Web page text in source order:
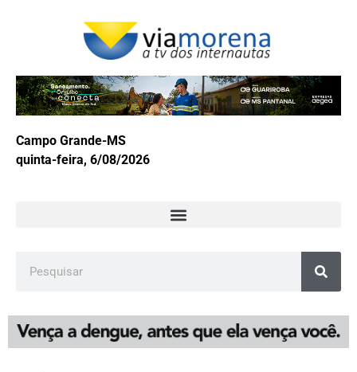
Campo Grande-MS
quinta-feira, 6/08/2026